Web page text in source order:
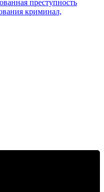
преступность
криминал,